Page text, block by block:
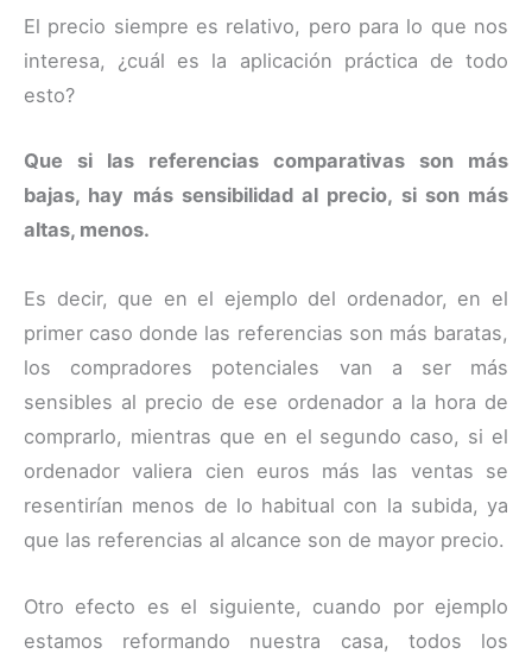
El precio siempre es relativo, pero para lo que nos
interesa, ¿cuál es la aplicación práctica de todo
esto?
Que si las referencias comparativas son más
bajas, hay más sensibilidad al precio, si son más
altas, menos.
Es decir, que en el ejemplo del ordenador, en el
primer caso donde las referencias son más baratas,
los compradores potenciales van a ser más
sensibles al precio de ese ordenador a la hora de
comprarlo, mientras que en el segundo caso, si el
ordenador valiera cien euros más las ventas se
resentirían menos de lo habitual con la subida, ya
que las referencias al alcance son de mayor precio.
Otro efecto es el siguiente, cuando por ejemplo
estamos reformando nuestra casa, todos los